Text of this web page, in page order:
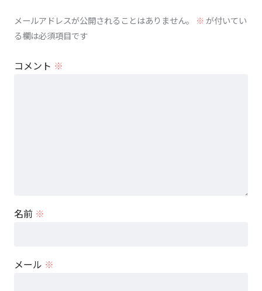
メールアドレスが公開されることはありません。 ※が付いてい
る欄は必須項目です
コメント ※
名前 ※
メール ※